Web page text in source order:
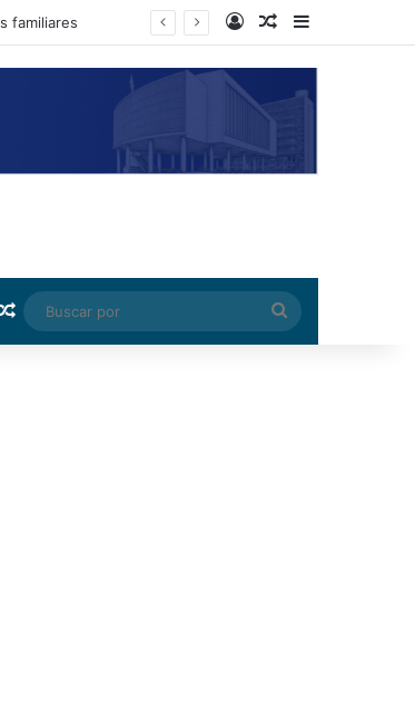
Log InRandom Article
Sidebar
Random Article
Buscar
por